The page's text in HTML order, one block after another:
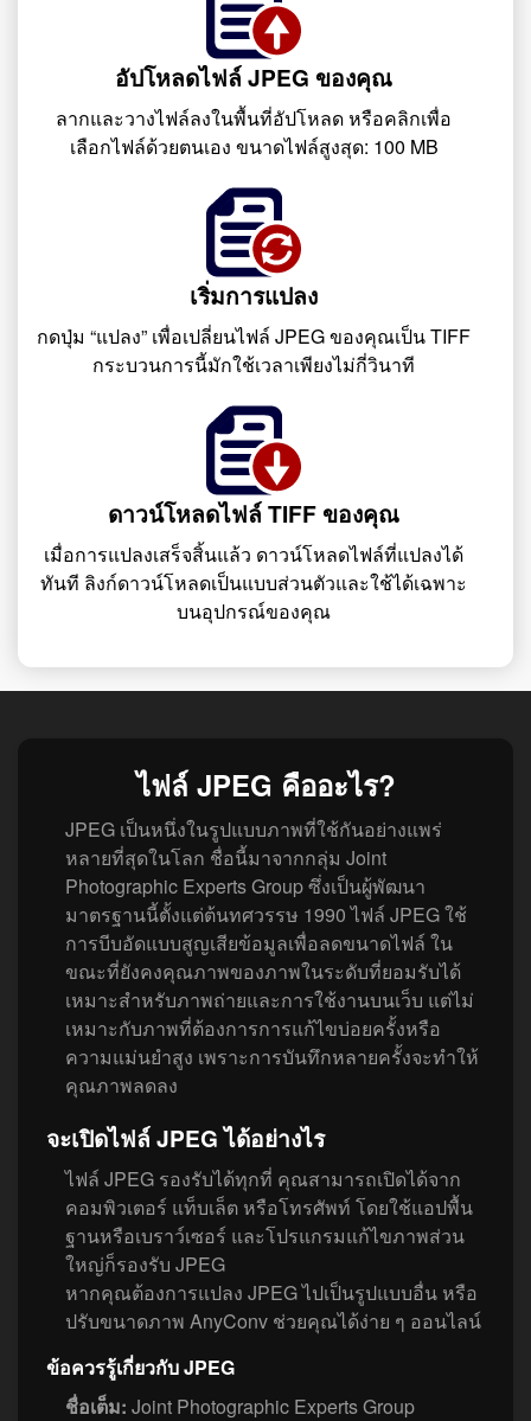
อัปโหลดไฟล์ JPEG ของคุณ
ลากและวางไฟล์ลงในพื้นที่อัปโหลด หรือคลิกเพื่อ
เลือกไฟล์ด้วยตนเอง ขนาดไฟล์สูงสุด: 100 MB
เริ่มการแปลง
กดปุ่ม “แปลง” เพื่อเปลี่ยนไฟล์ JPEG ของคุณเป็น TIFF
กระบวนการนี้มักใช้เวลาเพียงไม่กี่วินาที
ดาวน์โหลดไฟล์ TIFF ของคุณ
เมื่อการแปลงเสร็จสิ้นแล้ว ดาวน์โหลดไฟล์ที่แปลงได้
ทันที ลิงก์ดาวน์โหลดเป็นแบบส่วนตัวและใช้ได้เฉพาะ
บนอุปกรณ์ของคุณ
ไฟล์ JPEG คืออะไร?
JPEG เป็นหนึ่งในรูปแบบภาพที่ใช้กันอย่างแพร่
หลายที่สุดในโลก ชื่อนี้มาจากกลุ่ม Joint
Photographic Experts Group ซึ่งเป็นผู้พัฒนา
มาตรฐานนี้ตั้งแต่ต้นทศวรรษ 1990 ไฟล์ JPEG ใช้
การบีบอัดแบบสูญเสียข้อมูลเพื่อลดขนาดไฟล์ ใน
ขณะที่ยังคงคุณภาพของภาพในระดับที่ยอมรับได้
เหมาะสำหรับภาพถ่ายและการใช้งานบนเว็บ แต่ไม่
เหมาะกับภาพที่ต้องการการแก้ไขบ่อยครั้งหรือ
ความแม่นยำสูง เพราะการบันทึกหลายครั้งจะทำให้
คุณภาพลดลง
จะเปิดไฟล์ JPEG ได้อย่างไร
ไฟล์ JPEG รองรับได้ทุกที่ คุณสามารถเปิดได้จาก
คอมพิวเตอร์ แท็บเล็ต หรือโทรศัพท์ โดยใช้แอปพื้น
ฐานหรือเบราว์เซอร์ และโปรแกรมแก้ไขภาพส่วน
ใหญ่ก็รองรับ JPEG
หากคุณต้องการแปลง JPEG ไปเป็นรูปแบบอื่น หรือ
ปรับขนาดภาพ AnyConv ช่วยคุณได้ง่าย ๆ ออนไลน์
ข้อควรรู้เกี่ยวกับ JPEG
ชื่อเต็ม: Joint Photographic Experts Group